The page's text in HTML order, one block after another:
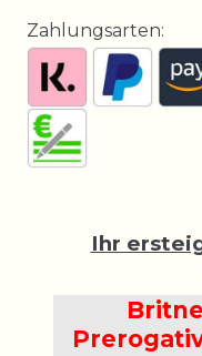
Zahlungsarten:
Ihr